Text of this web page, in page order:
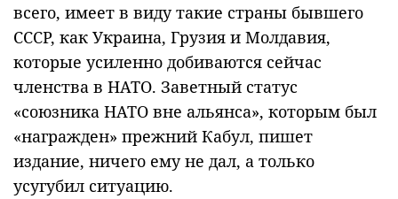
всего, имеет в виду такие страны бывшего
СССР, как Украина, Грузия и Молдавия,
которые усиленно добиваются сейчас
членства в НАТО. Заветный статус
«союзника НАТО вне альянса», которым был
«награжден» прежний Кабул, пишет
издание, ничего ему не дал, а только
усугубил ситуацию.